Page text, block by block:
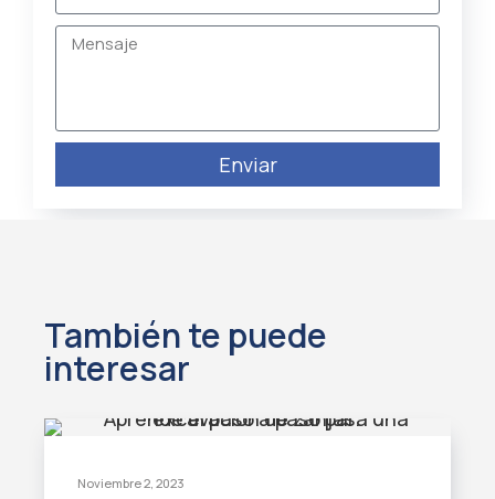
Enviar
También te puede
interesar
Noviembre 2, 2023